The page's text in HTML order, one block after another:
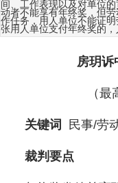
间、工作表现以及对单位
动者不能享有年终奖，但
作任务，用人单位不能证
张用人单位支付年终奖的
房玥诉
（最高
关键词 民事/劳
裁判要点